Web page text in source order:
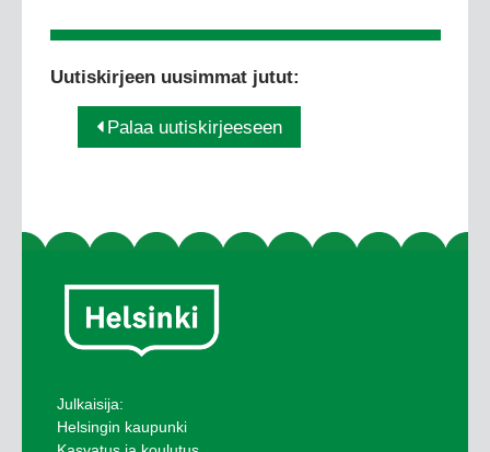
Uutiskirjeen uusimmat jutut:
Palaa uutiskirjeeseen
Julkaisija:
Helsingin kaupunki